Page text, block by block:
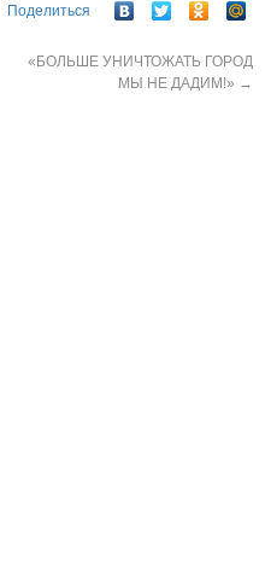
Поделиться
«БОЛЬШЕ УНИЧТОЖАТЬ ГОРОД
МЫ НЕ ДАДИМ!» →